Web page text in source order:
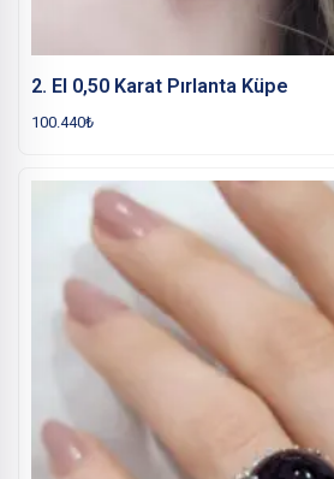
2. El 0,50 Karat Pırlanta Küpe
100.440₺